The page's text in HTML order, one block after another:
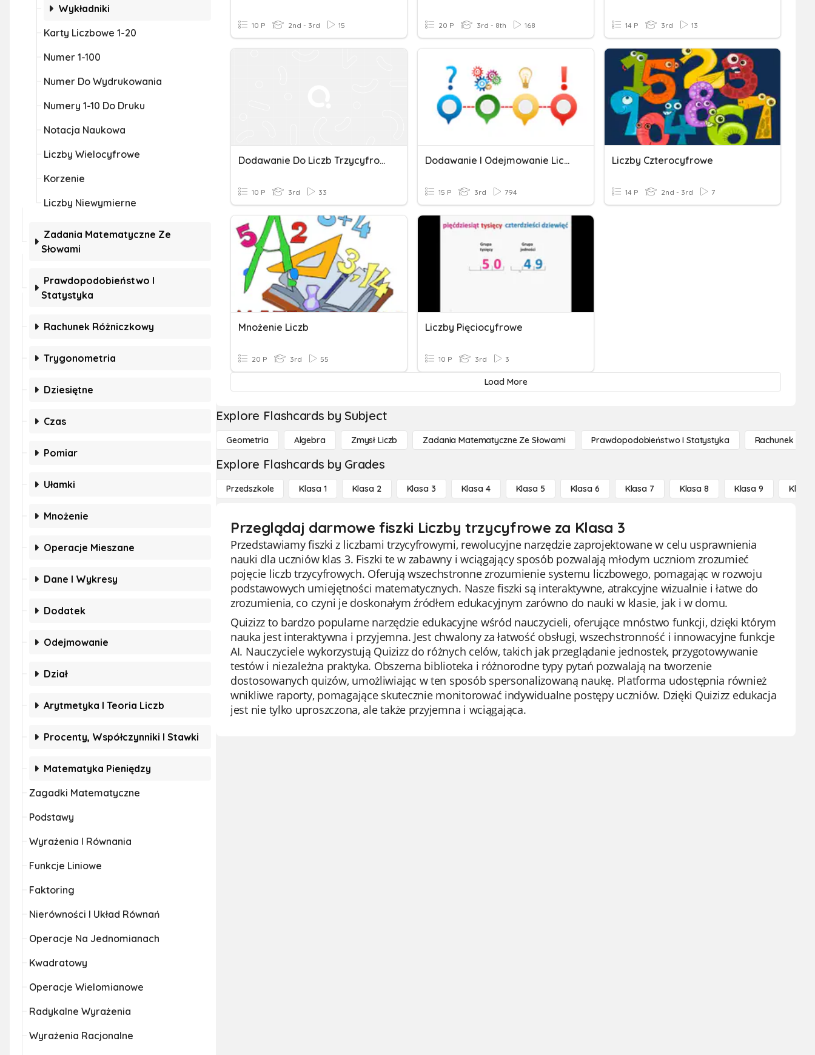
Wykładniki
Karty Liczbowe 1-20
Numer 1-100
Numer Do Wydrukowania
Numery 1-10 Do Druku
Notacja Naukowa
Liczby Wielocyfrowe
Korzenie
Liczby Niewymierne
Zadania Matematyczne Ze
Słowami
Prawdopodobieństwo I
Statystyka
Rachunek Różniczkowy
Trygonometria
Dziesiętne
Czas
Pomiar
Ułamki
Mnożenie
Operacje Mieszane
Dane I Wykresy
Dodatek
Odejmowanie
Dział
Arytmetyka I Teoria Liczb
Procenty, Współczynniki I Stawki
Matematyka Pieniędzy
Zagadki Matematyczne
Podstawy
Wyrażenia I Równania
Funkcje Liniowe
Faktoring
Nierówności I Układ Równań
Operacje Na Jednomianach
Kwadratowy
Operacje Wielomianowe
Radykalne Wyrażenia
Wyrażenia Racjonalne
10 P 2nd - 3rd 15 20 P 3rd - 8th 168 14 P 3rd 13
Dodawanie Do Liczb Trzycyfrowych
10 P 3rd 33
Dodawanie I Odejmowanie Liczb Całkowitych
15 P 3rd 794
Liczby Czterocyfrowe
14 P 2nd - 3rd 7
Mnożenie Liczb
20 P 3rd 55
Liczby Pięciocyfrowe
10 P 3rd 3
Load More
Explore Flashcards by Subject
Geometria Algebra Zmysł Liczb Zadania Matematyczne Ze Słowami Prawdopodobieństwo I Statystyka Rachunek
Explore Flashcards by Grades
Przedszkole Klasa 1 Klasa 2 Klasa 3 Klasa 4 Klasa 5 Klasa 6 Klasa 7 Klasa 8 Klasa 9 Klasa
Przeglądaj darmowe fiszki Liczby trzycyfrowe za Klasa 3
Przedstawiamy fiszki z liczbami trzycyfrowymi, rewolucyjne narzędzie zaprojektowane w celu usprawnienia
nauki dla uczniów klas 3. Fiszki te w zabawny i wciągający sposób pozwalają młodym uczniom zrozumieć
pojęcie liczb trzycyfrowych. Oferują wszechstronne zrozumienie systemu liczbowego, pomagając w rozwoju
podstawowych umiejętności matematycznych. Nasze fiszki są interaktywne, atrakcyjne wizualnie i łatwe do
zrozumienia, co czyni je doskonałym źródłem edukacyjnym zarówno do nauki w klasie, jak i w domu.
Quizizz to bardzo popularne narzędzie edukacyjne wśród nauczycieli, oferujące mnóstwo funkcji, dzięki którym
nauka jest interaktywna i przyjemna. Jest chwalony za łatwość obsługi, wszechstronność i innowacyjne funkcje
AI. Nauczyciele wykorzystują Quizizz do różnych celów, takich jak przeglądanie jednostek, przygotowywanie
testów i niezależna praktyka. Obszerna biblioteka i różnorodne typy pytań pozwalają na tworzenie
dostosowanych quizów, umożliwiając w ten sposób spersonalizowaną naukę. Platforma udostępnia również
wnikliwe raporty, pomagające skutecznie monitorować indywidualne postępy uczniów. Dzięki Quizizz edukacja
jest nie tylko uproszczona, ale także przyjemna i wciągająca.